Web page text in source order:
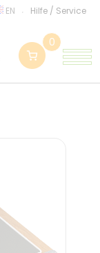
EN Hilfe / Service
0